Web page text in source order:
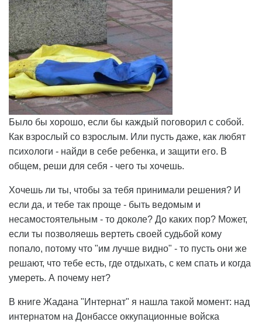
Было бы хорошо, если бы каждый поговорил с собой.
Как взрослый со взрослым. Или пусть даже, как любят
психологи - найди в себе ребенка, и защити его. В
общем, реши для себя - чего ты хочешь.
Хочешь ли ты, чтобы за тебя принимали решения? И
если да, и тебе так проще - быть ведомым и
несамостоятельным - то доколе? До каких пор? Может,
если ты позволяешь вертеть своей судьбой кому
попало, потому что "им лучше видно" - то пусть они же
решают, что тебе есть, где отдыхать, с кем спать и когда
умереть. А почему нет?
В книге Жадана "Интернат" я нашла такой момент: над
интернатом на Донбассе оккупационные войска